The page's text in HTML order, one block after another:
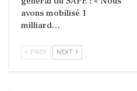
avons mobilisé 1
milliard…
PREV NEXT